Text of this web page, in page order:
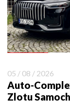
05 / 08 / 2026
Auto-
Zlotu